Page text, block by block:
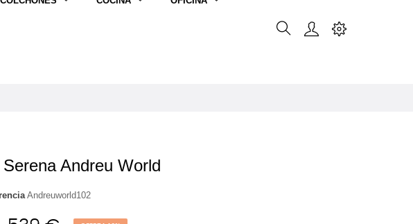
Serena Andreu World
Andreuworld102